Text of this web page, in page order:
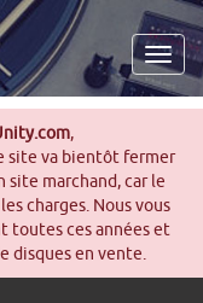
,
site va bientôt fermer
site marchand, car le
charges. Nous vous
toutes ces années et
disques en vente.